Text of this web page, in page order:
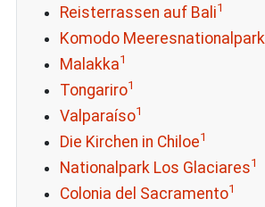
Reisterrassen auf Bali1
Komodo Meeresnationalpark
Malakka1
Tongariro1
Valparaíso1
Die Kirchen in Chiloe1
Nationalpark Los Glaciares1
Colonia del Sacramento1